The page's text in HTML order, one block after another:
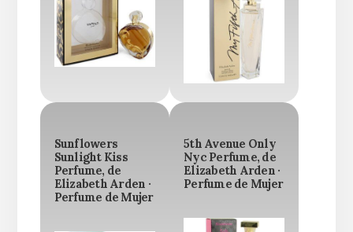
Sunflowers
Sunlight Kiss
Perfume, de
Elizabeth Arden ·
Perfume de Mujer
5th Avenue Only
Nyc Perfume, de
Elizabeth Arden ·
Perfume de Mujer